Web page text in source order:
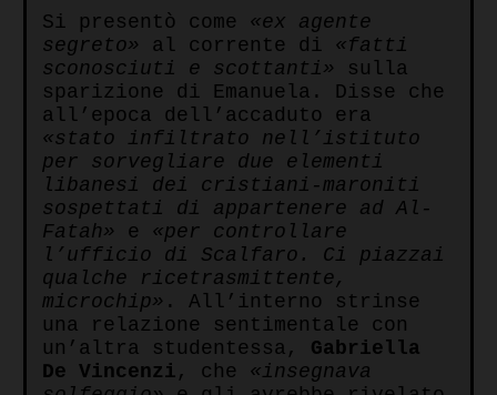
Si presentò come «ex agente
segreto» al corrente di «fatti
sconosciuti e scottanti» sulla
sparizione di Emanuela. Disse che
all’epoca dell’accaduto era
«stato infiltrato nell’istituto
per sorvegliare due elementi
libanesi dei cristiani-maroniti
sospettati di appartenere ad Al-
Fatah» e «per controllare
l’ufficio di Scalfaro. Ci piazzai
qualche ricetrasmittente,
microchip» . All’interno strinse
una relazione sentimentale con
un’altra studentessa, Gabriella
De Vincenzi , che «insegnava